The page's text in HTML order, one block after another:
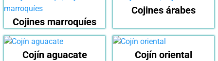
Cojines marroquíes
Cojines árabes
Cojín aguacate Cojín oriental